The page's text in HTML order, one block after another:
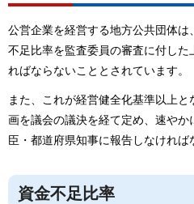
公営企業を経営する地方公共団体
不足比率を監査委員の審査に付し
ればならないこととされています。
また、これが経営健全化基準以上
画を議会の議決を経て定め、速や
臣・都道府県知事に報告しなければ
資金不足比率